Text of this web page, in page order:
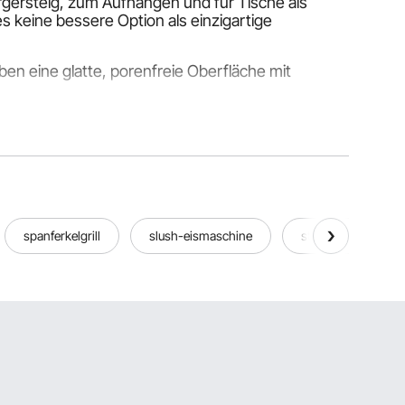
keine bessere Option als einzigartige
eine glatte, porenfreie Oberfläche mit
aus, das Ihren Anforderungen entspricht.
Kunden schnell zu Ihren Geschäften locken.
Restaurants oder bei besonderen
oder Menüs werben.
spanferkelgrill slush-eismaschine standmixer